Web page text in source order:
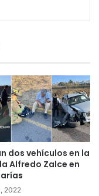
dos vehículos en la
Alfredo Zalce en
2022